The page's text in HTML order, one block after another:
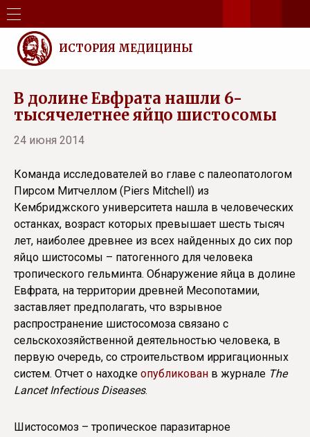
ИСТОРИЯ МЕДИЦИНЫ
В долине Евфрата нашли 6-
тысячелетнее яйцо шистосомы
24 июня 2014
Команда исследователей во главе с палеопатологом
Пирсом Митчеллом (Piers Mitchell) из
Кембриджского университета нашла в человеческих
останках, возраст которых превышает шесть тысяч
лет, наиболее древнее из всех найденных до сих пор
яйцо шистосомы – патогенного для человека
тропического гельминта. Обнаружение яйца в долине
Евфрата, на территории древней Месопотамии,
заставляет предполагать, что взрывное
распространение шистосомоза связано с
сельскохозяйственной деятельностью человека, в
первую очередь, со строительством ирригационных
систем. Отчет о находке опубликован в журнале The
LancetInfectiousDiseases.
Шистосомоз – тропическое паразитарное